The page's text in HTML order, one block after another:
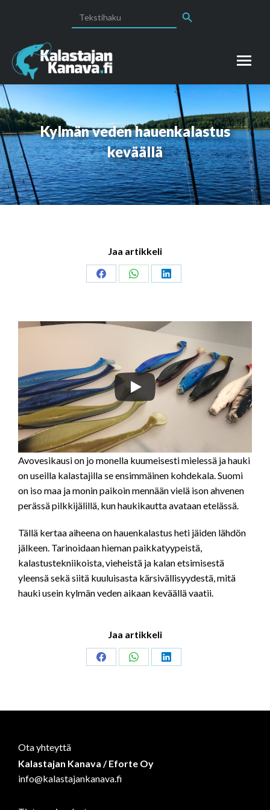
for:
Kylmän veden hauenkalastus
keväällä
Jaa artikkeli
Share
Share
Share
Avovesikausi on jo monella kuumeisesti mielessä ja hauki
on useilla kalastajilla se ensimmäinen kohdekala. Suomi
on iso maa ja monin paikoin mennään vielä ison ahvenen
perässä pilkkijälillä, kun haukikautta avataan etelässä.
Tällä kertaa aiheena on hauenkalastus heti jäiden lähdön
jälkeen. Tarinoidaan hieman paikkatyypeistä,
kalastustekniikoista, vieheistä ja kalan etsimisestä
yleensä sekä siitä kuuluisasta kärsivällisyydestä, mitä
hauki usein kylmän veden aikaan keväällä vaatii.
Jaa artikkeli
Share
Share
Share
Ota yhteyttä
Kalastajan Kanava / Eforte Oy
info@kalastajankanava.fi